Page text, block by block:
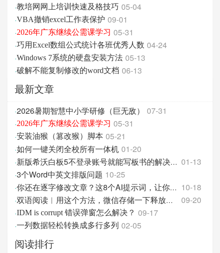
·教培网网上培训快速及格技巧 05-04
·VBA撤销excel工作表保护 09-01
·2026年广东继续公需课学习 05-31
·巧用Excel数组公式统计各班优秀人数 04-24
·Windows 7系统的硬盘安装方法 05-13
·破解不能复制修改的word文档 06-13
最新文章
·2026暑期智慧中小学研修（巨无敌） 07-31
·2026年广东继续公需课学习 05-31
·安装油猴（篡改猴）脚本 05-21
·如何一键关闭全校所有一体机 01-20
· 新版希沃白板5不登录账号就能写板书的解决方法 01-13
·3个Word中英文排版问题 10-25
· 你还在逐字修改文章？这8个AI提示词，让你改稿效率翻 10-18
· 双语阅读︱用这个方法，微信存储一下释放好几个G！ 09-20
·IDM is corrupt 错误弹窗怎么解决？ 09-17
·一列数据轻松转换成多行多列 02-05
阅读排行